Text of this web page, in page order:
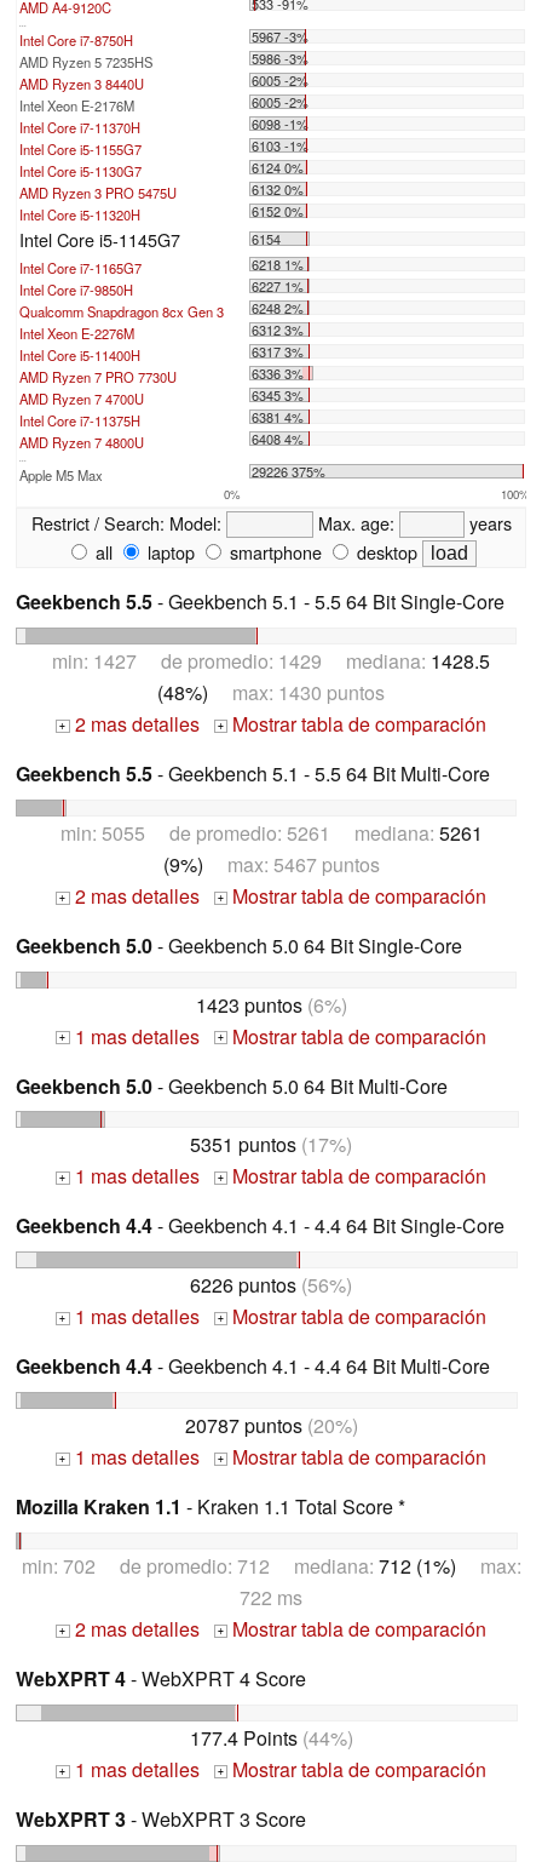
AMD A4-9120C 533 -91%
...
Intel Core i7-8750H
5967 -3%
AMD Ryzen 5 7235HS
5986 -3%
AMD Ryzen 3 8440U
6005 -2%
Intel Xeon E-2176M
6005 -2%
Intel Core i7-11370H
6098 -1%
Intel Core i5-1155G7
6103 -1%
Intel Core i5-1130G7
6124 0%
AMD Ryzen 3 PRO 5475U
6132 0%
Intel Core i5-11320H
6152 0%
Intel Core i5-1145G7
6154
Intel Core i7-1165G7
6218 1%
Intel Core i7-9850H
6227 1%
Qualcomm Snapdragon 8cx Gen 3
6248 2%
Intel Xeon E-2276M
6312 3%
Intel Core i5-11400H
6317 3%
AMD Ryzen 7 PRO 7730U
6336 3%
AMD Ryzen 7 4700U
6345 3%
Intel Core i7-11375H
6381 4%
AMD Ryzen 7 4800U
6408 4%
...
Apple M5 Max 29226 375%
0% 100%
Restrict / Search: Model: Max. age:
years
all
laptop smartphone desktop
Geekbench 5.5- Geekbench 5.1 - 5.5 64 Bit Single-Core
min: 1427 de promedio: 1429 mediana: 1428.5
(48%) max: 1430 puntos
+ 2 mas detalles +
Mostrar tabla de comparación
Geekbench 5.5- Geekbench 5.1 - 5.5 64 Bit Multi-Core
min: 5055 de promedio: 5261 mediana: 5261
(9%) max: 5467 puntos
+ 2 mas detalles +
Mostrar tabla de comparación
Geekbench 5.0- Geekbench 5.0 64 Bit Single-Core
1423 puntos(6%)
+ 1 mas detalles +
Mostrar tabla de comparación
Geekbench 5.0- Geekbench 5.0 64 Bit Multi-Core
5351 puntos (17%)
+ 1 mas detalles +
Mostrar tabla de comparación
Geekbench 4.4- Geekbench 4.1 - 4.4 64 Bit Single-Core
6226 puntos (56%)
+ 1 mas detalles +
Mostrar tabla de comparación
Geekbench 4.4- Geekbench 4.1 - 4.4 64 Bit Multi-Core
20787 puntos(20%)
+ 1 mas detalles +
Mostrar tabla de comparación
Mozilla Kraken 1.1 - Kraken 1.1 Total Score *
min: 702 de promedio: 712 mediana: 712 (1%) max:
722 ms
+ 2 mas detalles +
Mostrar tabla de comparación
WebXPRT 4- WebXPRT 4 Score
177.4 Points(44%)
+ 1 mas detalles +
Mostrar tabla de comparación
WebXPRT 3- WebXPRT 3 Score